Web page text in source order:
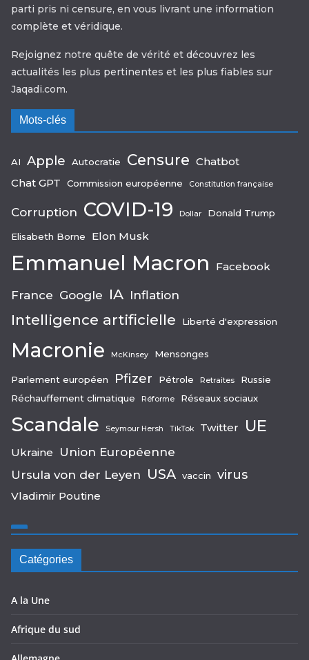
parti pris ni censure, en vous livrant une information
complète et véridique.
Rejoignez notre quête de vérité et découvrez les
actualités les plus pertinentes et les plus fiables sur
Jaqadi.com.
Mots-clés
AI Apple Autocratie Censure Chatbot
Chat GPT
Commission européenne Constitution française
Corruption COVID-19 Dollar Donald Trump
Elisabeth Borne Elon Musk
Emmanuel Macron Facebook
France Google IA Inflation
Intelligence artificielle Liberté d'expression
Macronie McKinsey Mensonges
Parlement européen Pfizer Pétrole Retraites
Russie
Réchauffement climatique
Réforme Réseaux sociaux
Scandale Seymour Hersh TikTok Twitter UE
Ukraine
Union Européenne
Ursula von der Leyen USA vaccin virus
Vladimir Poutine
Catégories
A la Une
Afrique du sud